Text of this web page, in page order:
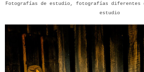
Fotografías de estudio, fotografías diferentes
estudio